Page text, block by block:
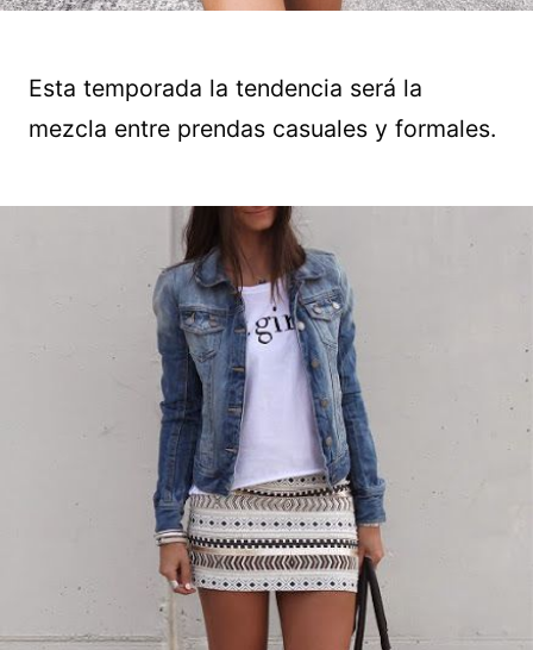
Esta temporada la tendencia será la
mezcla entre prendas casuales y formales.